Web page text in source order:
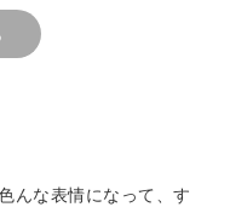
フ
んな表情になって、す